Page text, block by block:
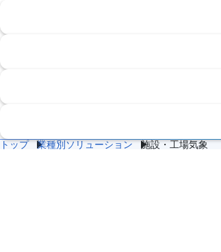
トップ 業種別ソリューション 施設・工場気象